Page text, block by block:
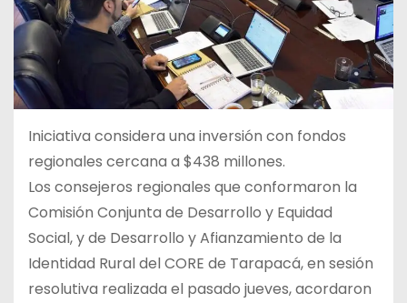
Iniciativa considera una inversión con fondos
regionales cercana a $438 millones.
Los consejeros regionales que conformaron la
Comisión Conjunta de Desarrollo y Equidad
Social, y de Desarrollo y Afianzamiento de la
Identidad Rural del CORE de Tarapacá, en sesión
resolutiva realizada el pasado jueves, acordaron